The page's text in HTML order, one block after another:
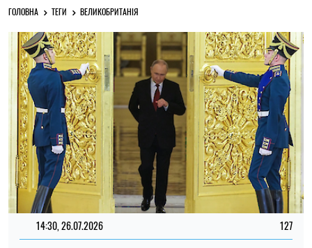
ГОЛОВНА ТЕГИ ВЕЛИКОБРИТАНІЯ
14:30, 26.07.2026 127